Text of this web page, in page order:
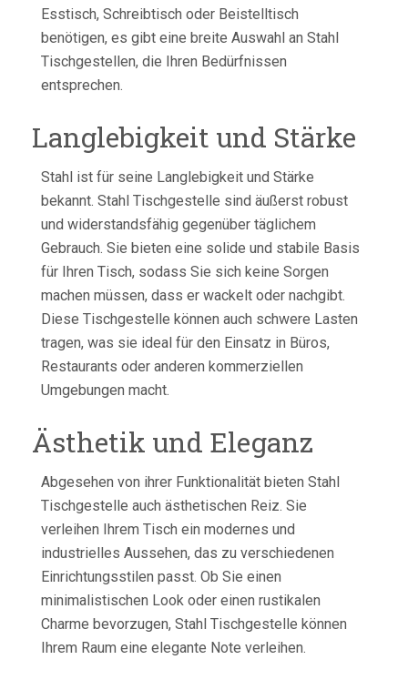
Esstisch, Schreibtisch oder Beistelltisch
benötigen, es gibt eine breite Auswahl an Stahl
Tischgestellen, die Ihren Bedürfnissen
entsprechen.
Langlebigkeit und Stärke
Stahl ist für seine Langlebigkeit und Stärke
bekannt. Stahl Tischgestelle sind äußerst robust
und widerstandsfähig gegenüber täglichem
Gebrauch. Sie bieten eine solide und stabile Basis
für Ihren Tisch, sodass Sie sich keine Sorgen
machen müssen, dass er wackelt oder nachgibt.
Diese Tischgestelle können auch schwere Lasten
tragen, was sie ideal für den Einsatz in Büros,
Restaurants oder anderen kommerziellen
Umgebungen macht.
Ästhetik und Eleganz
Abgesehen von ihrer Funktionalität bieten Stahl
Tischgestelle auch ästhetischen Reiz. Sie
verleihen Ihrem Tisch ein modernes und
industrielles Aussehen, das zu verschiedenen
Einrichtungsstilen passt. Ob Sie einen
minimalistischen Look oder einen rustikalen
Charme bevorzugen, Stahl Tischgestelle können
Ihrem Raum eine elegante Note verleihen.